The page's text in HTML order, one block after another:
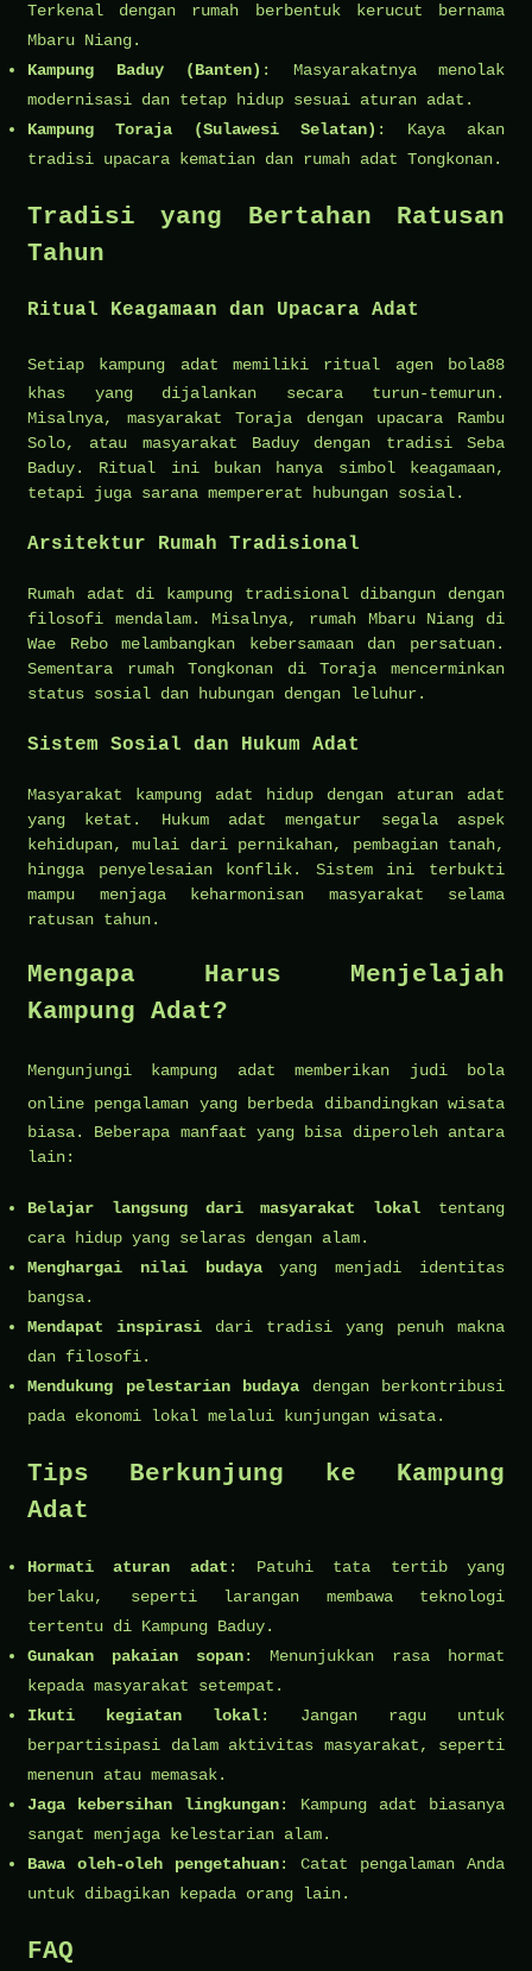
Terkenal dengan rumah berbentuk kerucut bernama
Mbaru Niang.
Kampung Baduy (Banten) : Masyarakatnya menolak
modernisasi dan tetap hidup sesuai aturan adat.
Kampung Toraja (Sulawesi Selatan) : Kaya akan
tradisi upacara kematian dan rumah adat Tongkonan.
Tradisi yang Bertahan Ratusan
Tahun
Ritual Keagamaan dan Upacara Adat
Setiap kampung adat memiliki ritual agen bola88
khas yang dijalankan secara turun-temurun.
Misalnya, masyarakat Toraja dengan upacara Rambu
Solo, atau masyarakat Baduy dengan tradisi Seba
Baduy. Ritual ini bukan hanya simbol keagamaan,
tetapi juga sarana mempererat hubungan sosial.
Arsitektur Rumah Tradisional
Rumah adat di kampung tradisional dibangun dengan
filosofi mendalam. Misalnya, rumah Mbaru Niang di
Wae Rebo melambangkan kebersamaan dan persatuan.
Sementara rumah Tongkonan di Toraja mencerminkan
status sosial dan hubungan dengan leluhur.
Sistem Sosial dan Hukum Adat
Masyarakat kampung adat hidup dengan aturan adat
yang ketat. Hukum adat mengatur segala aspek
kehidupan, mulai dari pernikahan, pembagian tanah,
hingga penyelesaian konflik. Sistem ini terbukti
mampu menjaga keharmonisan masyarakat selama
ratusan tahun.
Mengapa Harus Menjelajah
Kampung Adat?
Mengunjungi kampung adat memberikan judi bola
online pengalaman yang berbeda dibandingkan wisata
biasa. Beberapa manfaat yang bisa diperoleh antara
lain:
Belajar langsung dari masyarakat lokal tentang
cara hidup yang selaras dengan alam.
Menghargai nilai budayayang menjadi identitas
bangsa.
Mendapat inspirasi dari tradisi yang penuh makna
dan filosofi.
Mendukung pelestarian budaya dengan berkontribusi
pada ekonomi lokal melalui kunjungan wisata.
Tips Berkunjung ke Kampung
Adat
Hormati aturan adat : Patuhi tata tertib yang
berlaku, seperti larangan membawa teknologi
tertentu di Kampung Baduy.
Gunakan pakaian sopan: Menunjukkan rasa hormat
kepada masyarakat setempat.
Ikuti kegiatan lokal: Jangan ragu untuk
berpartisipasi dalam aktivitas masyarakat, seperti
menenun atau memasak.
Jaga kebersihan lingkungan: Kampung adat biasanya
sangat menjaga kelestarian alam.
Bawa oleh-oleh pengetahuan: Catat pengalaman Anda
untuk dibagikan kepada orang lain.
FAQ